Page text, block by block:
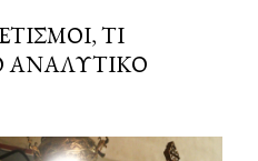
ΤΙ
ΑΝΑΛΥΤΙΚΌ